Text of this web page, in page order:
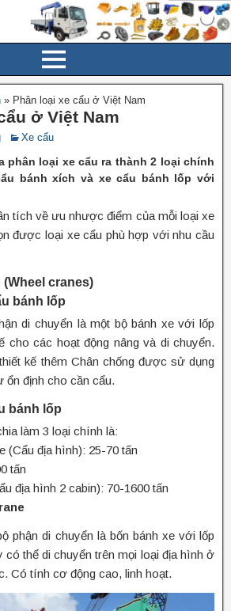
» Phân loại xe cẩu ở Việt Nam
ở Việt Nam
Xe cẩu
phân loại xe cẩu ra thành 2 loại chính
bánh xích và xe cẩu bánh lốp với
tích về ưu nhược điểm của mỗi loại xe
được loại xe cẩu phù hợp với nhu cầu
(Wheel cranes)
bánh lốp
di chuyển là một bộ bánh xe với lốp
cho các hoạt động nâng và di chuyển.
kế thêm Chân chống được sử dụng
ổn định cho cần cẩu.
bánh lốp
làm 3 loại chính là:
(Cẩu địa hình): 25-70 tấn
tấn
địa hình 2 cabin): 70-1600 tấn
phận di chuyển là bốn bánh xe với lốp
có thể di chuyển trên mọi loại địa hình ở
Có tính cơ động cao, linh hoạt.